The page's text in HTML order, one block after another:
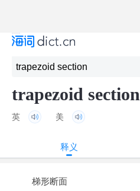
trapezoid section
英 美
释义
梯形断面